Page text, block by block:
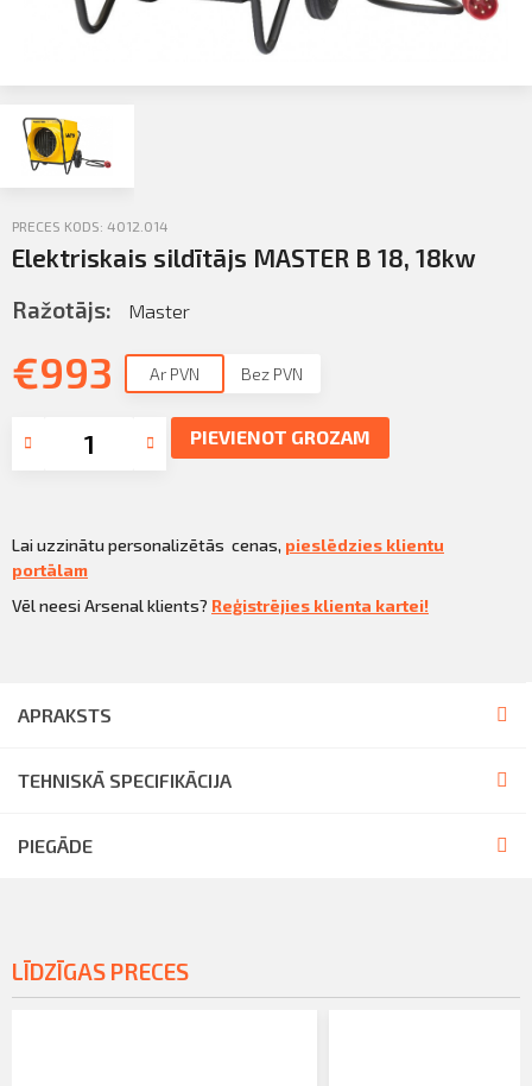
KLIENTU PORTĀLS
KĻŪT PAR KLIENTU
PRECES KODS: 4012.014
Elektriskais sildītājs MASTER B 18, 18kw
Ražotājs: Master
€993 Ar PVN Bez PVN
PIEVIENOT GROZAM
Lai uzzinātu personalizētās cenas, pieslēdzies klientu
portālam
Vēl neesi Arsenal klients? Reģistrējies klienta kartei!
APRAKSTS
TEHNISKĀ SPECIFIKĀCIJA
PIEGĀDE
LĪDZĪGAS PRECES